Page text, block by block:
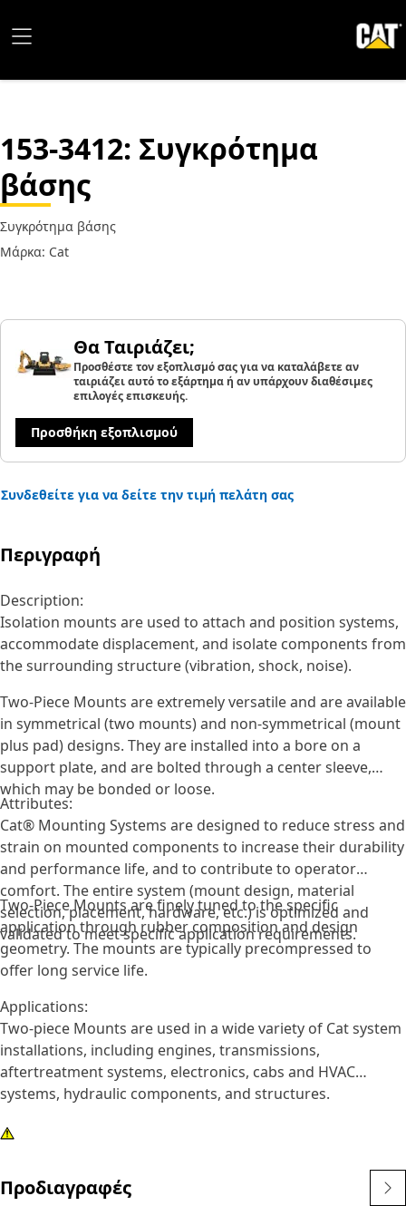
153-3412: Συγκρότημα
βάσης
Συγκρότημα βάσης
Μάρκα: Cat
Θα Ταιριάζει;
Προσθέστε τον εξοπλισμό σας για να καταλάβετε αν
ταιριάζει αυτό το εξάρτημα ή αν υπάρχουν διαθέσιμες
επιλογές επισκευής.
Προσθήκη εξοπλισμού
Συνδεθείτε για να δείτε την τιμή πελάτη σας
Περιγραφή
Description:
Isolation mounts are used to attach and position systems,
accommodate displacement, and isolate components from
the surrounding structure (vibration, shock, noise).
Two-Piece Mounts are extremely versatile and are available
in symmetrical (two mounts) and non-symmetrical (mount
plus pad) designs. They are installed into a bore on a
support plate, and are bolted through a center sleeve,
which may be bonded or loose.
Attributes:
Cat® Mounting Systems are designed to reduce stress and
strain on mounted components to increase their durability
and performance life, and to contribute to operator
comfort. The entire system (mount design, material
selection, placement, hardware, etc.) is optimized and
validated to meet specific application requirements.
Two-Piece Mounts are finely tuned to the specific
application through rubber composition and design
geometry. The mounts are typically precompressed to
offer long service life.
Applications:
Two-piece Mounts are used in a wide variety of Cat system
installations, including engines, transmissions,
aftertreatment systems, electronics, cabs and HVAC
systems, hydraulic components, and structures.
Προδιαγραφές